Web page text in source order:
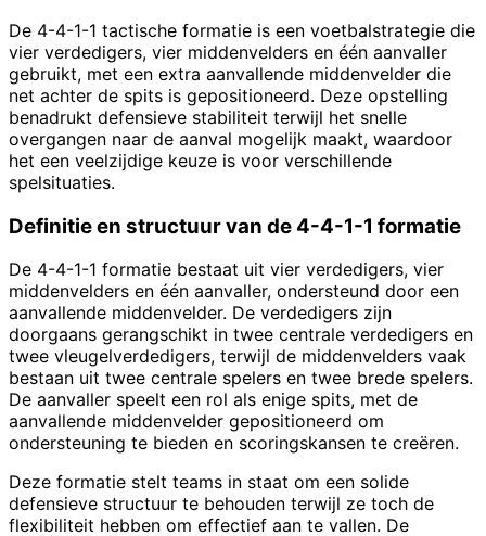
De 4-4-1-1 tactische formatie is een voetbalstrategie die
vier verdedigers, vier middenvelders en één aanvaller
gebruikt, met een extra aanvallende middenvelder die
net achter de spits is gepositioneerd. Deze opstelling
benadrukt defensieve stabiliteit terwijl het snelle
overgangen naar de aanval mogelijk maakt, waardoor
het een veelzijdige keuze is voor verschillende
spelsituaties.
Definitie en structuur van de 4-4-1-1 formatie
De 4-4-1-1 formatie bestaat uit vier verdedigers, vier
middenvelders en één aanvaller, ondersteund door een
aanvallende middenvelder. De verdedigers zijn
doorgaans gerangschikt in twee centrale verdedigers en
twee vleugelverdedigers, terwijl de middenvelders vaak
bestaan uit twee centrale spelers en twee brede spelers.
De aanvaller speelt een rol als enige spits, met de
aanvallende middenvelder gepositioneerd om
ondersteuning te bieden en scoringskansen te creëren.
Deze formatie stelt teams in staat om een solide
defensieve structuur te behouden terwijl ze toch de
flexibiliteit hebben om effectief aan te vallen. De